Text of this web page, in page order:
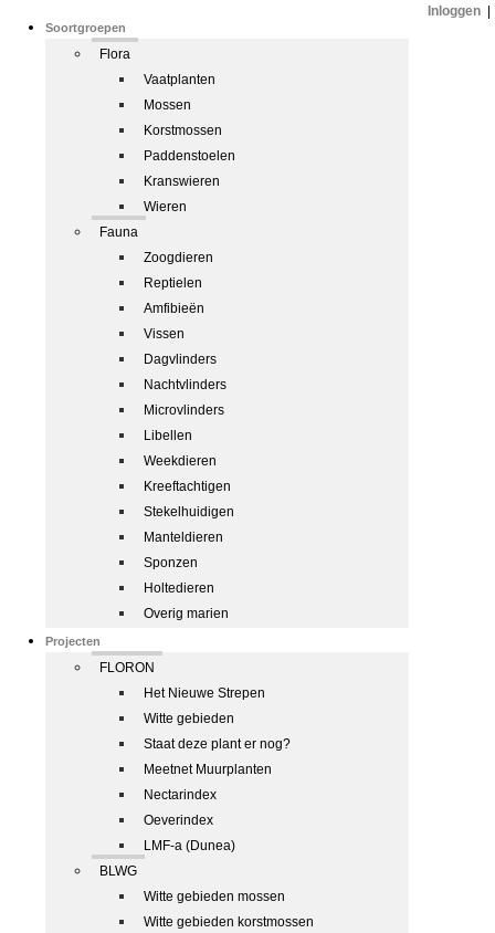
Soortgroepen
Flora
Vaatplanten
Mossen
Korstmossen
Paddenstoelen
Kranswieren
Wieren
Fauna
Zoogdieren
Reptielen
Amfibieën
Vissen
Dagvlinders
Nachtvlinders
Microvlinders
Libellen
Weekdieren
Kreeftachtigen
Stekelhuidigen
Manteldieren
Sponzen
Holtedieren
Overig marien
Projecten
FLORON
Het Nieuwe Strepen
Witte gebieden
Staat deze plant er nog?
Meetnet Muurplanten
Nectarindex
Oeverindex
LMF-a (Dunea)
BLWG
Witte gebieden mossen
Witte gebieden korstmossen
Inloggen